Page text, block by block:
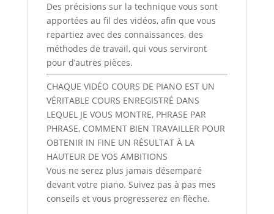
Des précisions sur la technique vous sont
apportées au fil des vidéos, afin que vous
repartiez avec des connaissances, des
méthodes de travail, qui vous serviront
pour d’autres pièces.
CHAQUE VIDÉO COURS DE PIANO EST UN
VÉRITABLE COURS ENREGISTRÉ DANS
LEQUEL JE VOUS MONTRE, PHRASE PAR
PHRASE, COMMENT BIEN TRAVAILLER POUR
OBTENIR IN FINE UN RÉSULTAT À LA
HAUTEUR DE VOS AMBITIONS
Vous ne serez plus jamais désemparé
devant votre piano. Suivez pas à pas mes
conseils et vous progresserez en flèche.